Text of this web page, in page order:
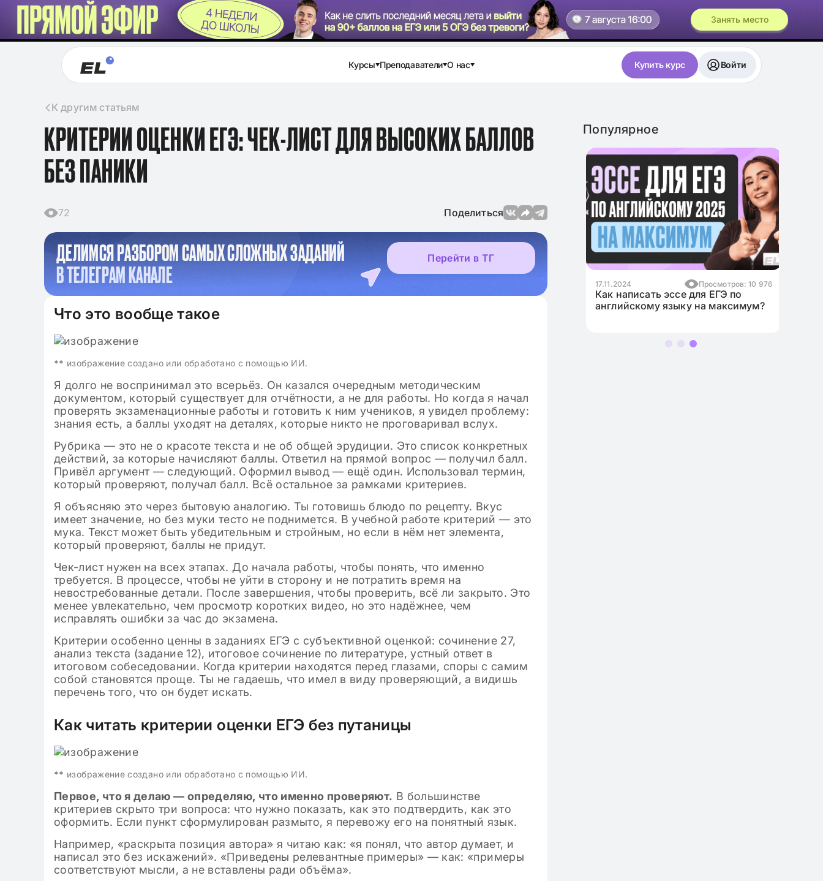
Занять место
Курсы Преподаватели О нас Купить курс Войти
К другим статьям
КРИТЕРИИ ОЦЕНКИ ЕГЭ: ЧЕК-ЛИСТ ДЛЯ ВЫСОКИХ БАЛЛОВ
БЕЗ ПАНИКИ
72 Поделиться
ДЕЛИМСЯ РАЗБОРОМ САМЫХ СЛОЖНЫХ ЗАДАНИЙ
В ТЕЛЕГРАМ КАНАЛЕ
Перейти в ТГ
Что это вообще такое
** изображение создано или обработано с помощью ИИ.
Я долго не воспринимал это всерьёз. Он казался очередным методическим
документом, который существует для отчётности, а не для работы. Но когда я начал
проверять экзаменационные работы и готовить к ним учеников, я увидел проблему:
знания есть, а баллы уходят на деталях, которые никто не проговаривал вслух.
Рубрика — это не о красоте текста и не об общей эрудиции. Это список конкретных
действий, за которые начисляют баллы. Ответил на прямой вопрос — получил балл.
Привёл аргумент — следующий. Оформил вывод — ещё один. Использовал термин,
который проверяют, получал балл. Всё остальное за рамками критериев.
Я объясняю это через бытовую аналогию. Ты готовишь блюдо по рецепту. Вкус
имеет значение, но без муки тесто не поднимется. В учебной работе критерий — это
мука. Текст может быть убедительным и стройным, но если в нём нет элемента,
который проверяют, баллы не придут.
Чек-лист нужен на всех этапах. До начала работы, чтобы понять, что именно
требуется. В процессе, чтобы не уйти в сторону и не потратить время на
невостребованные детали. После завершения, чтобы проверить, всё ли закрыто. Это
менее увлекательно, чем просмотр коротких видео, но это надёжнее, чем
исправлять ошибки за час до экзамена.
Критерии особенно ценны в заданиях ЕГЭ с субъективной оценкой: сочинение 27,
анализ текста (задание 12), итоговое сочинение по литературе, устный ответ в
итоговом собеседовании. Когда критерии находятся перед глазами, споры с самим
собой становятся проще. Ты не гадаешь, что имел в виду проверяющий, а видишь
перечень того, что он будет искать.
Как читать критерии оценки ЕГЭ без путаницы
** изображение создано или обработано с помощью ИИ.
Первое, что я делаю — определяю, что именно проверяют. В большинстве
критериев скрыто три вопроса: что нужно показать, как это подтвердить, как это
оформить. Если пункт сформулирован размыто, я перевожу его на понятный язык.
Например, «раскрыта позиция автора» я читаю как: «я понял, что автор думает, и
написал это без искажений». «Приведены релевантные примеры» — как: «примеры
соответствуют мысли, а не вставлены ради объёма».
Популярное
Клише для итогового сочинения
классе: готовые шаблоны
Просмотров: 33 849
Лучшие аргументы для сочинения
17.11.2024 Просмотров: 10 976
Как написать эссе для ЕГЭ по
английскому языку на максимум?